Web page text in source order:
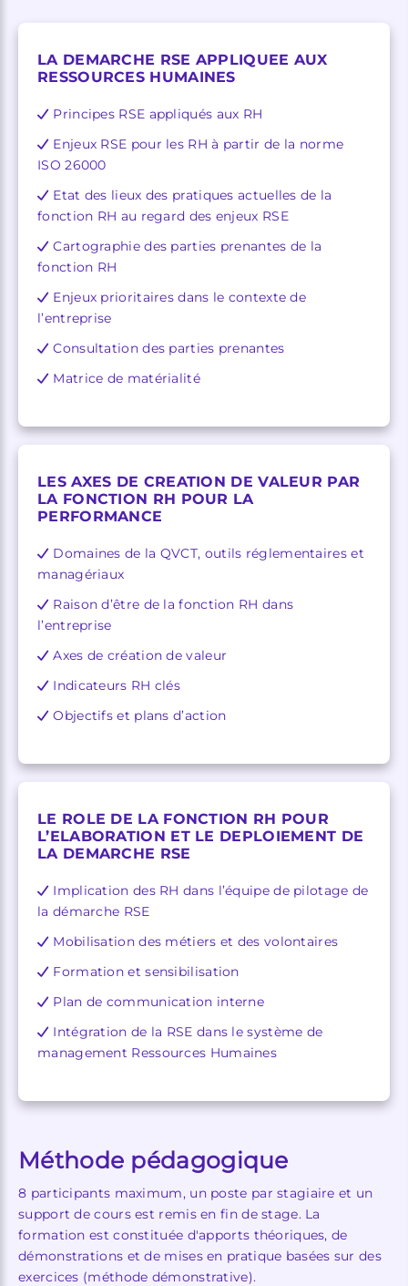
LA DEMARCHE RSE APPLIQUEE AUX
RESSOURCES HUMAINES
Principes RSE appliqués aux RH
Enjeux RSE pour les RH à partir de la norme
ISO 26000
Etat des lieux des pratiques actuelles de la
fonction RH au regard des enjeux RSE
Cartographie des parties prenantes de la
fonction RH
Enjeux prioritaires dans le contexte de
l’entreprise
Consultation des parties prenantes
Matrice de matérialité
LES AXES DE CREATION DE VALEUR PAR
LA FONCTION RH POUR LA
PERFORMANCE
Domaines de la QVCT, outils réglementaires et
managériaux
Raison d’être de la fonction RH dans
l’entreprise
Axes de création de valeur
Indicateurs RH clés
Objectifs et plans d’action
LE ROLE DE LA FONCTION RH POUR
L’ELABORATION ET LE DEPLOIEMENT DE
LA DEMARCHE RSE
Implication des RH dans l’équipe de pilotage de
la démarche RSE
Mobilisation des métiers et des volontaires
Formation et sensibilisation
Plan de communication interne
Intégration de la RSE dans le système de
management Ressources Humaines
Méthode pédagogique
8 participants maximum, un poste par stagiaire et un
support de cours est remis en fin de stage. La
formation est constituée d'apports théoriques, de
démonstrations et de mises en pratique basées sur des
exercices (méthode démonstrative).